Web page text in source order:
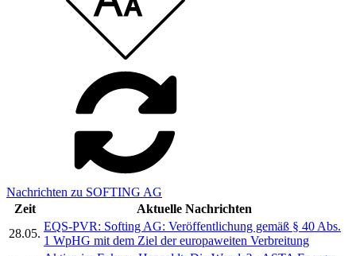
Nachrichten zu SOFTING AG
Zeit
Aktuelle Nachrichten
28.05.
EQS-PVR: Softing AG: Veröffentlichung gemäß § 40 Abs.
1 WpHG mit dem Ziel der europaweiten Verbreitung